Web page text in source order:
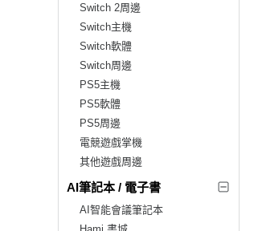
Switch 2周邊
Switch主機
Switch軟體
Switch周邊
PS5主機
PS5軟體
PS5周邊
電競遊戲掌機
其他遊戲周邊
AI筆記本 / 電子書
AI智能會議筆記本